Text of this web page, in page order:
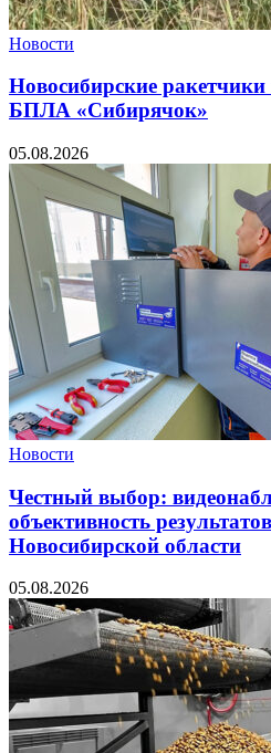
Новости
Новосибирские
БПЛА «Сибирячок»
05.08.2026
Новости
Честный выбор:
объективность
Новосибирской области
05.08.2026